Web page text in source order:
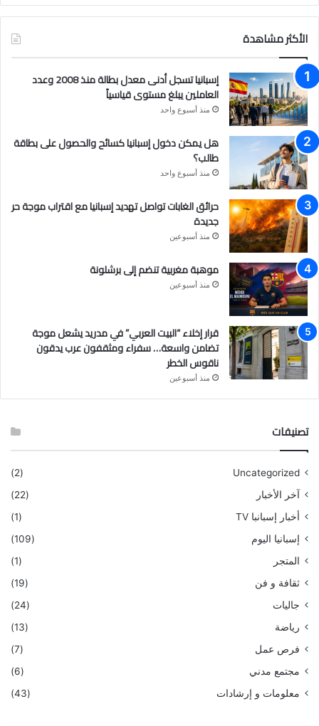
ب
و
ك
ي
و
ب
ت
ق
ر
م
الأكثر مشاهدة
إسبانيا تسجل أدنى معدل بطالة منذ 2008 وعدد
العاملين يبلغ مستوى قياسياً
منذ أسبوع واحد
هل يمكن دخول إسبانيا كسائح والحصول على بطاقة
طالب؟
منذ أسبوع واحد
حرائق الغابات تواصل تهديد إسبانيا مع اقتراب موجة حر
جديدة
منذ أسبوعين
موهبة مغربية تنضم إلى برشلونة
منذ أسبوعين
قرار إخلاء “البيت العربي” في مدريد يشعل موجة
تضامن واسعة… سفراء ومثقفون عرب يدقون
ناقوس الخطر
منذ أسبوعين
تصنيفات
Uncategorized
(2)
آخر الأخبار
(22)
أخبار إسبانبا TV
(1)
إسبانيا اليوم
(109)
المتجر
(1)
ثقافة و فن
(19)
جاليات
(24)
رياضة
(13)
فرص عمل
(7)
مجتمع مدني
(6)
معلومات و إرشادات
(43)